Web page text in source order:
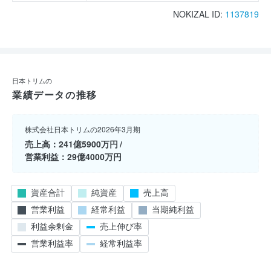
NOKIZAL ID: 1137819
日本トリムの
業績データの推移
株式会社日本トリムの2026年3月期
売上高
241億5900万円
営業利益
29億4000万円
資産合計 純資産
売上高
営業利益
経常利益
当期純利益
利益余剰金
売上伸び率
営業利益率
経常利益率